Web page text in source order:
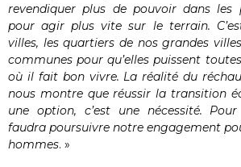
revendiquer plus de pouvoir dans les
pour agir plus vite sur le terrain.
villes, les quartiers de nos grandes
communes pour qu’elles puissent
où il fait bon vivre. La réalité du
nous montre que réussir la transition
une option, c’est une nécessité.
faudra poursuivre notre engagement
hommes. »